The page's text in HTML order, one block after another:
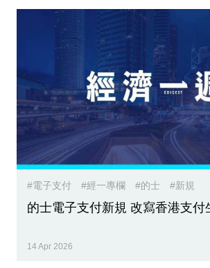
#電子支付 #經一專欄 #的士 #新規
的士電子支付新規 改寫香港
14 Apr 2026